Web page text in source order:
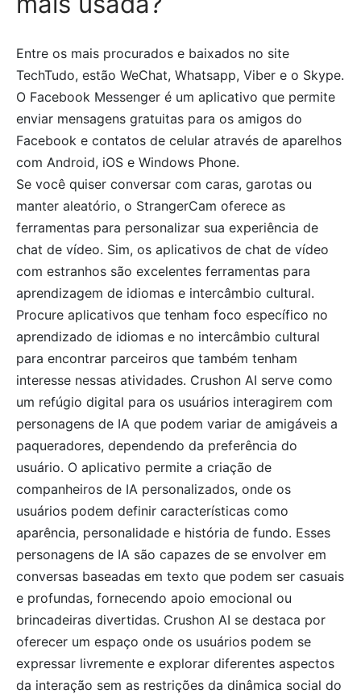
Entre os mais procurados e baixados no site
TechTudo, estão WeChat, Whatsapp, Viber e o Skype.
O Facebook Messenger é um aplicativo que permite
enviar mensagens gratuitas para os amigos do
Facebook e contatos de celular através de aparelhos
com Android, iOS e Windows Phone.
Se você quiser conversar com caras, garotas ou
manter aleatório, o StrangerCam oferece as
ferramentas para personalizar sua experiência de
chat de vídeo. Sim, os aplicativos de chat de vídeo
com estranhos são excelentes ferramentas para
aprendizagem de idiomas e intercâmbio cultural.
Procure aplicativos que tenham foco específico no
aprendizado de idiomas e no intercâmbio cultural
para encontrar parceiros que também tenham
interesse nessas atividades. Crushon AI serve como
um refúgio digital para os usuários interagirem com
personagens de IA que podem variar de amigáveis ​​a
paqueradores, dependendo da preferência do
usuário. O aplicativo permite a criação de
companheiros de IA personalizados, onde os
usuários podem definir características como
aparência, personalidade e história de fundo. Esses
personagens de IA são capazes de se envolver em
conversas baseadas em texto que podem ser casuais
e profundas, fornecendo apoio emocional ou
brincadeiras divertidas. Crushon AI se destaca por
oferecer um espaço onde os usuários podem se
expressar livremente e explorar diferentes aspectos
da interação sem as restrições da dinâmica social do